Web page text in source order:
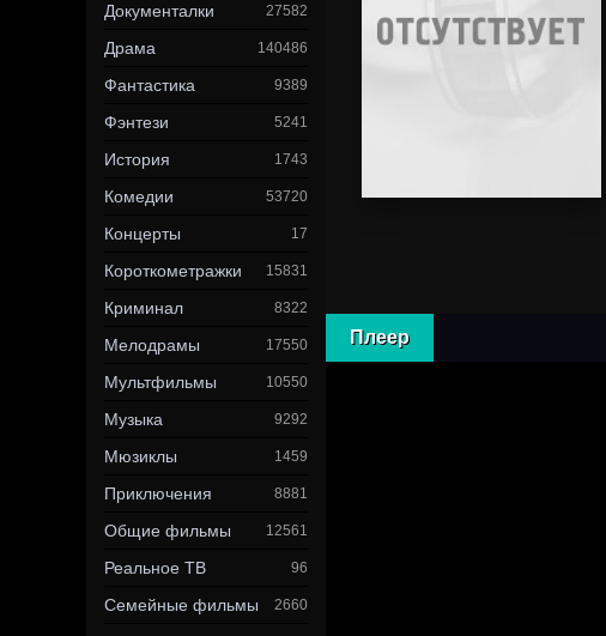
Документалки 27582
Драма 140486
Фантастика 9389
Фэнтези 5241
История 1743
Комедии 53720
Концерты 17
Короткометражки 15831
Криминал 8322
Мелодрамы 17550
Мультфильмы 10550
Музыка 9292
Мюзиклы 1459
Приключения 8881
Общие фильмы 12561
Реальное ТВ 96
Семейные фильмы 2660
Плеер